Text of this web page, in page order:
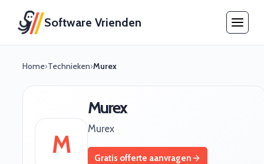
Software Vrienden
Home›Technieken›Murex
M
Murex
Murex
Gratis offerte aanvragen